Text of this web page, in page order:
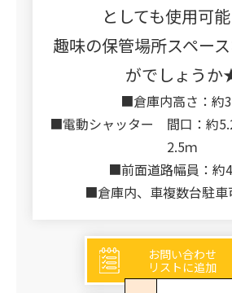
としても使用可
趣味の保管場所スペー
がでしょう
■倉庫内高さ：約
■電動シャッター 間口：約
2.5ｍ
■前面道路幅員：約
■倉庫内、車複数台駐車
お問い合わせ
リストに追加